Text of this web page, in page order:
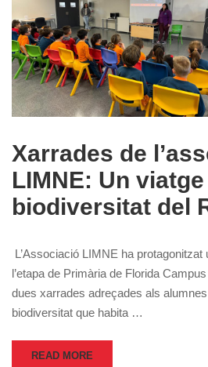
Xarrades de
LIMNE: Un
biodiversitat del
L’Associació LIMNE ha
l’etapa de Primària de Florida
dues xarrades adreçades als
biodiversitat que habita …
READ MORE